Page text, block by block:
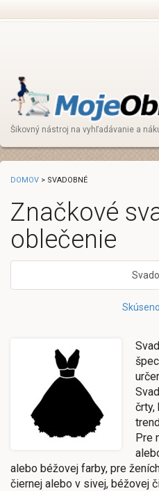
Šikovný nástroj na vyhľadávanie a
DOMOV > SVADOBNÉ
Značkové
oblečenie
črty,
Pre
alebo béžovej farby, pre
čiernej alebo v sivej, béžovej